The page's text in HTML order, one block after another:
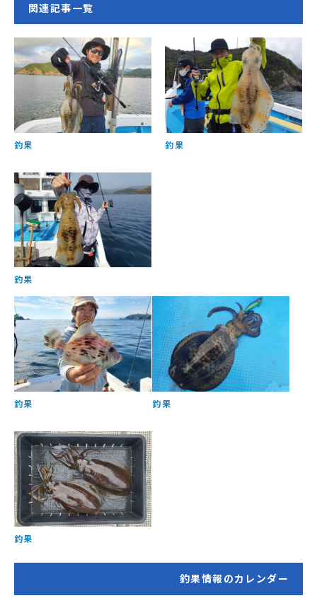
関連記事一覧
釣果 釣果
釣果
釣果 釣果
釣果
釣果情報のカレンダー